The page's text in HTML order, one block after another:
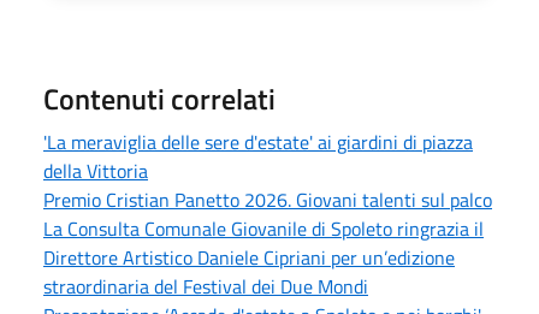
Contenuti correlati
'La meraviglia delle sere d'estate' ai giardini di piazza
della Vittoria
Premio Cristian Panetto 2026. Giovani talenti sul palco
La Consulta Comunale Giovanile di Spoleto ringrazia il
Direttore Artistico Daniele Cipriani per un’edizione
straordinaria del Festival dei Due Mondi